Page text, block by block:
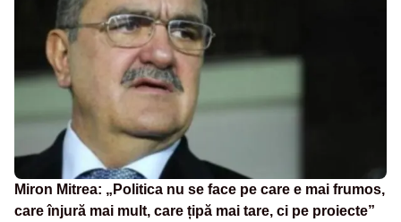
Miron Mitrea: „Politica nu se face pe care e mai frumos,
care înjură mai mult, care țipă mai tare, ci pe proiecte”